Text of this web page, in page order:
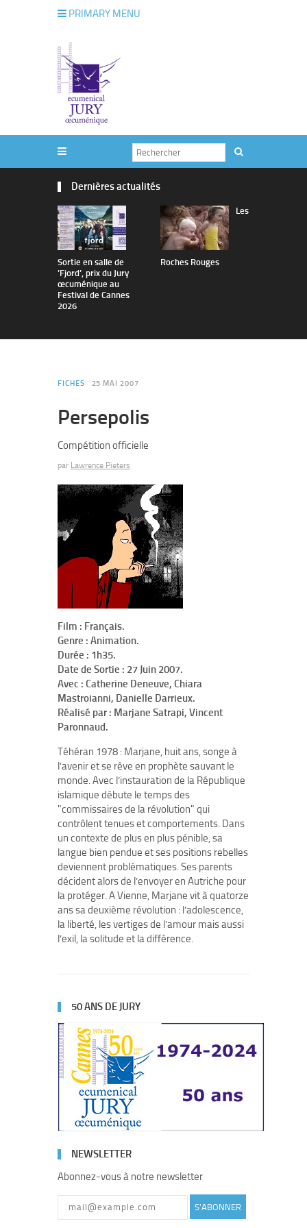
PRIMARY MENU
Dernières actualités
Sortie en salle de
’Fjord’, prix du Jury
œcuménique au
Festival de Cannes
2026
Les
Roches Rouges
FICHES 25 MAI 2007
Persepolis
Compétition officielle
par Lawrence Pieters
Film : Français.
Genre : Animation.
Durée : 1h35.
Date de Sortie : 27 Juin 2007.
Avec : Catherine Deneuve, Chiara
Mastroianni, Danielle Darrieux.
Réalisé par : Marjane Satrapi, Vincent
Paronnaud.
Téhéran 1978 : Marjane, huit ans, songe à
l’avenir et se rêve en prophète sauvant le
monde. Avec l’instauration de la République
islamique débute le temps des
"commissaires de la révolution" qui
contrôlent tenues et comportements. Dans
un contexte de plus en plus pénible, sa
langue bien pendue et ses positions rebelles
deviennent problématiques. Ses parents
décident alors de l’envoyer en Autriche pour
la protéger. A Vienne, Marjane vit à quatorze
ans sa deuxième révolution : l’adolescence,
la liberté, les vertiges de l’amour mais aussi
l’exil, la solitude et la différence.
50 ANS DE JURY
NEWSLETTER
Abonnez-vous à notre newsletter
S'ABONNER